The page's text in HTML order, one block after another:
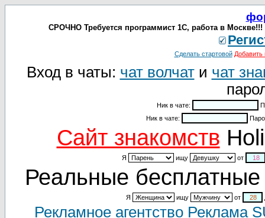
СРОЧНО Требуется программист 1С, работа в
Сделать стартовой Добавить
Вход в чаты: чат волчати чат
Ник в чате:
Ник в чате:
Cайт знакомств
Я ищу от
Реальные бесплатные
Я ищу от
Рекламное агентство Реклама